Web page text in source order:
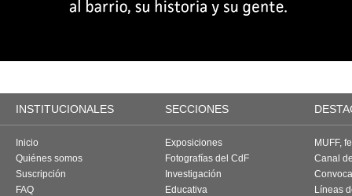
INSTITUCIONALES SECCIONES
Inicio
Quiénes somos
Suscripción
FAQ
Exposiciones
Fotografías del CdF
Investigación
Educativa
MUFF,
Canal
Líneas